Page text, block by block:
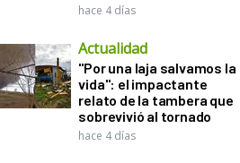
hace 4 días
Actualidad
"Por una laja salvamos la
vida": el impactante
relato de la tambera que
sobrevivió al tornado
hace 4 días